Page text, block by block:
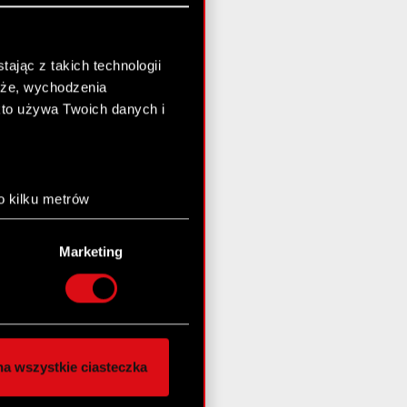
z takich technologii
wychodzenia
używa Twoich danych i
kilku metrów
(fingerprinting,
preferencje w
chwili.
i
innymi danymi
z naszej witryny,
Marketing
wszystkie ciasteczka